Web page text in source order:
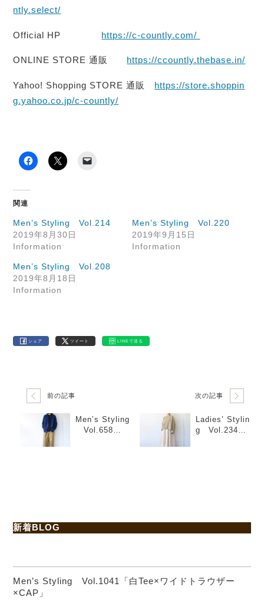
ntly.select/
Official HP https://c-countly.com/
ONLINE STORE 通販 https://ccountly.thebase.in/
Yahoo! Shopping STORE 通販 https://store.shoppin
g.yahoo.co.jp/c-countly/
関連
Men’s Styling Vol.214
2019年8月30日
Information
Men’s Styling Vol.220
2019年9月15日
Information
Men’s Styling Vol.208
2019年8月18日
Information
シェア ツイート LINEで送る
前の記事
Men’s Styling
Vol.658
次の記事
Ladies’ Stylin
g Vol.234
新着BLOG
Men’s Styling Vol.1041「白Tee×ワイドトラウザー
×CAP」